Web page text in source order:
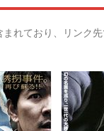
れており、リンク